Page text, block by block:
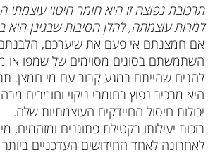
תרכובת נפוצה זו היא חומר חיטוי עוצמתי
למרות עוצמתה, להלן הסיבות שבגינן היא
אם חמצנתם אי פעם את שיערכם, הלבנתם
השתמשתם בסוגים מסוימים של שמפו או
להניח שהייתם במגע קרוב עם מי חמצן.
היא מרכיב נפוץ בחומרי ניקוי וחומרים
יכולות חיסול החיידקים העוצמתיות שלה.
בזכות יעילותו בקטילת פתוגנים ומזהמים,
לאחרונה לאחד החידושים העדכניים ביותר